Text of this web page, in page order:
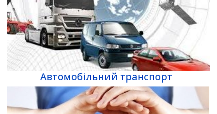
Автомобільний транспорт